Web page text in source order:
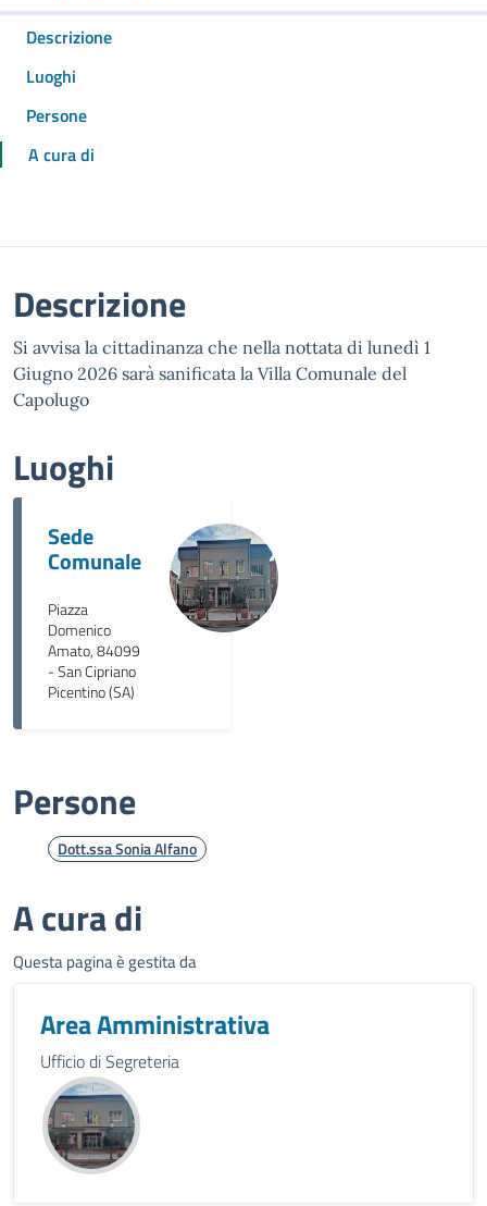
Descrizione
Luoghi
Persone
A cura di
Descrizione
Si avvisa la cittadinanza che nella nottata di lunedì 1
Giugno 2026 sarà sanificata la Villa Comunale del
Capolugo
Luoghi
Sede
Comunale
Piazza
Domenico
Amato, 84099
- San Cipriano
Picentino (SA)
Persone
Dott.ssa Sonia Alfano
A cura di
Questa pagina è gestita da
Area Amministrativa
Ufficio di Segreteria